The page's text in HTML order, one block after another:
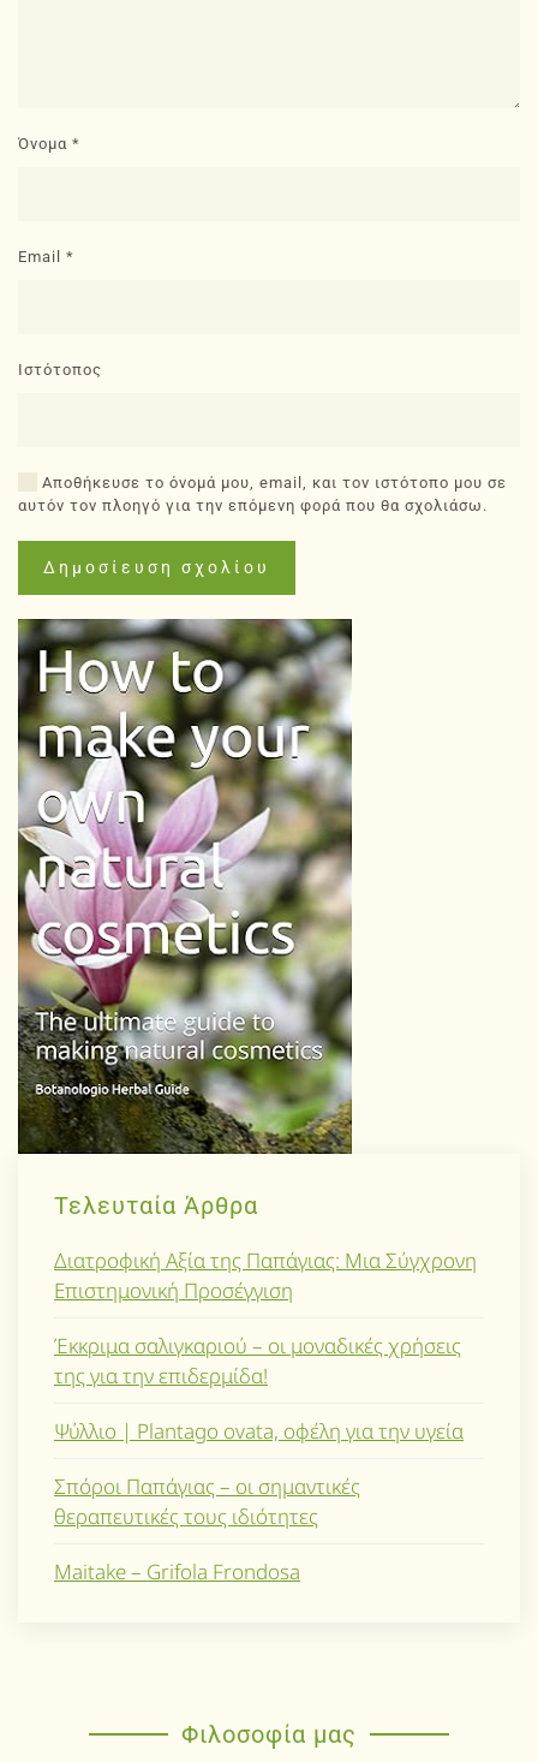
Όνομα *
Email *
Ιστότοπος
Αποθήκευσε το όνομά μου, email, και τον ιστότοπο μου σε
αυτόν τον πλοηγό για την επόμενη φορά που θα σχολιάσω.
Δημοσίευση σχολίου
Τελευταία Άρθρα
Διατροφική Αξία της Παπάγιας: Μια Σύγχρονη
Επιστημονική Προσέγγιση
Έκκριμα σαλιγκαριού – οι μοναδικές χρήσεις
της για την επιδερμίδα!
Ψύλλιο | Plantago ovata, οφέλη για την υγεία
Σπόροι Παπάγιας – οι σημαντικές
θεραπευτικές τους ιδιότητες
Maitake – Grifola Frondosa
Φιλοσοφία μας